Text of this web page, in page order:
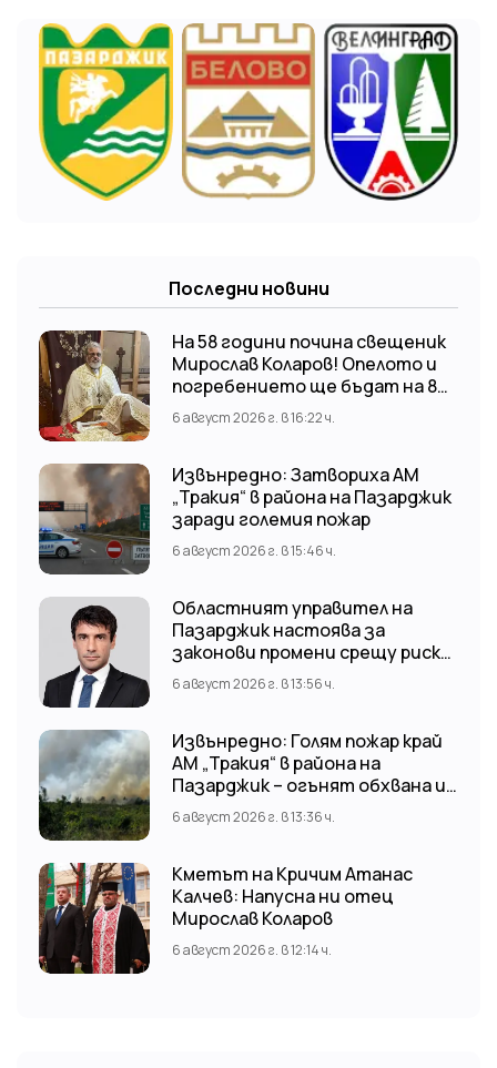
Последни новини
На 58 години почина свещеник
Мирослав Коларов! Опелото и
погребението ще бъдат на 8
август (събота) от 11:00 часа в
храм “Св. Св. Козма и Дамян”, гр.
6 август 2026 г. в 16:22 ч.
Извънредно: Затвориха АМ
„Тракия“ в района на Пазарджик
заради големия пожар
6 август 2026 г. в 15:46 ч.
Областният управител на
Пазарджик настоява за
законови промени срещу риска
от наводнения
6 август 2026 г. в 13:56 ч.
Извънредно: Голям пожар край
АМ „Тракия“ в района на
Пазарджик – огънят обхвана и
лозови масиви
6 август 2026 г. в 13:36 ч.
Кметът на Кричим Атанас
Калчев: Напусна ни отец
Мирослав Коларов
6 август 2026 г. в 12:14 ч.